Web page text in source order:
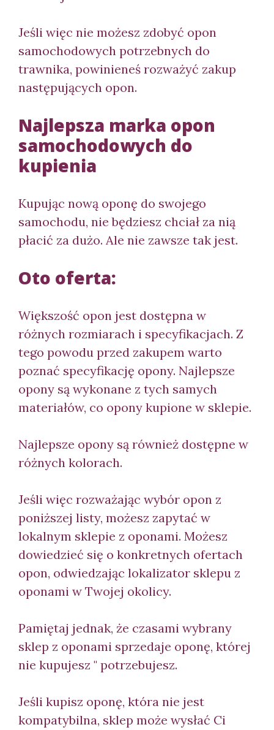
Jeśli więc nie możesz zdobyć opon
samochodowych potrzebnych do
trawnika, powinieneś rozważyć zakup
następujących opon.
Najlepsza marka opon
samochodowych do
kupienia
Kupując nową oponę do swojego
samochodu, nie będziesz chciał za nią
płacić za dużo. Ale nie zawsze tak jest.
Oto oferta:
Większość opon jest dostępna w
różnych rozmiarach i specyfikacjach. Z
tego powodu przed zakupem warto
poznać specyfikację opony. Najlepsze
opony są wykonane z tych samych
materiałów, co opony kupione w sklepie.
Najlepsze opony są również dostępne w
różnych kolorach.
Jeśli więc rozważając wybór opon z
poniższej listy, możesz zapytać w
lokalnym sklepie z oponami. Możesz
dowiedzieć się o konkretnych ofertach
opon, odwiedzając lokalizator sklepu z
oponami w Twojej okolicy.
Pamiętaj jednak, że czasami wybrany
sklep z oponami sprzedaje oponę, której
nie kupujesz " potrzebujesz.
Jeśli kupisz oponę, która nie jest
kompatybilna, sklep może wysłać Ci